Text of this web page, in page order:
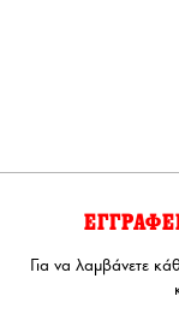
Για να λαμβάνετε